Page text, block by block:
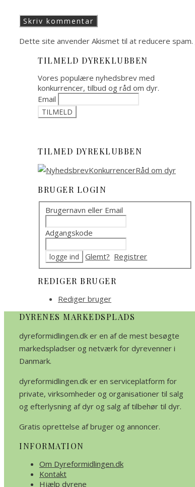
Dette site anvender Akismet til at reducere spam.
TILMELD DYREKLUBBEN
Vores populære nyhedsbrev med
konkurrencer, tilbud og råd om dyr.
Email
TILMED DYREKLUBBEN
BRUGER LOGIN
Brugernavn eller Email
Adgangskode
Glemt? Registrer
REDIGER BRUGER
Rediger bruger
DYRENES MARKEDSPLADS
dyreformidlingen.dk er en af de mest besøgte
markedspladser og netværk for dyrevenner i
Danmark.
dyreformidlingen.dk er en serviceplatform for
private, virksomheder og organisationer til salg
og efterlysning af dyr og salg af tilbehør til dyr.
Gratis oprettelse af bruger og annoncer.
INFORMATION
Om Dyreformidlingen.dk
Kontakt
Hjælp dyrene